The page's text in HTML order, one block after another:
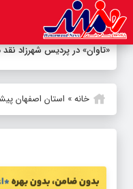
«تاوان» در پردیس شهرزاد
خانه» استان اصفهان